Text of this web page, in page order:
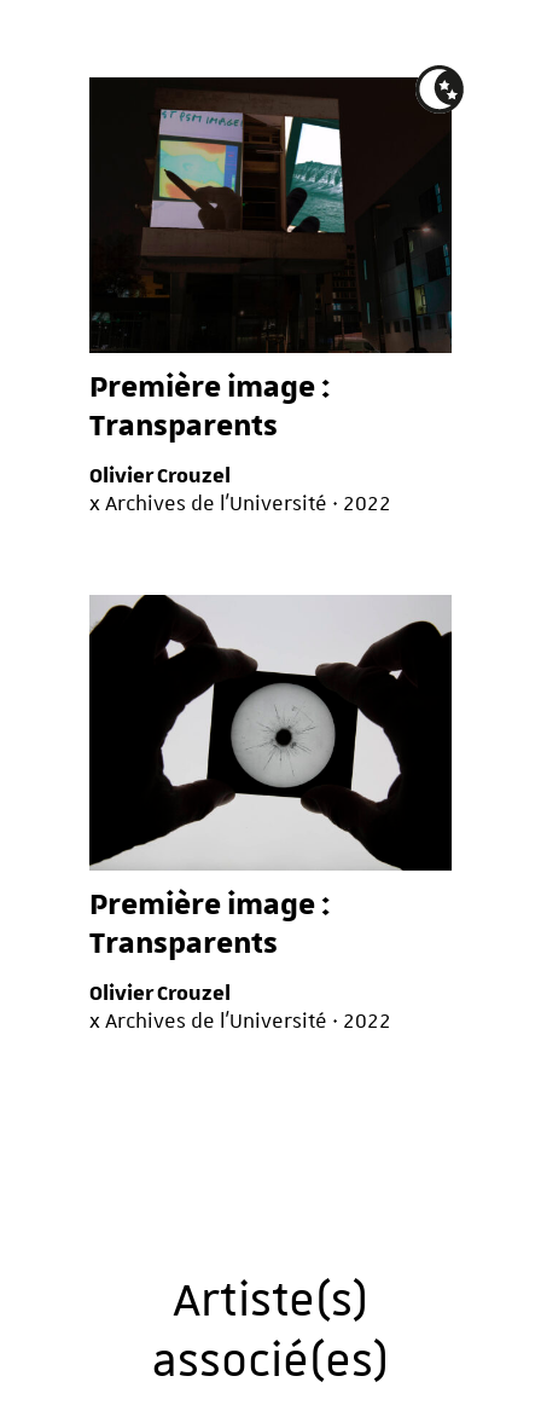
Première image :
Transparents
Olivier Crouzel
x Archives de l’Université · 2022
Première image :
Transparents
Olivier Crouzel
x Archives de l’Université · 2022
Artiste(s)
associé(es)